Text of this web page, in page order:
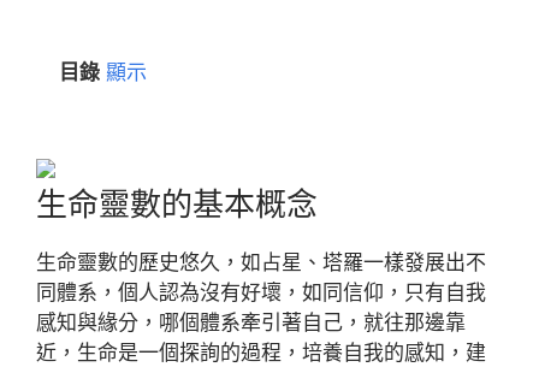
目錄 顯示
生命靈數的基本概念
生命靈數的歷史悠久，如占星、塔羅一樣發展出不
同體系，個人認為沒有好壞，如同信仰，只有自我
感知與緣分，哪個體系牽引著自己，就往那邊靠
近，生命是一個探詢的過程，培養自我的感知，建